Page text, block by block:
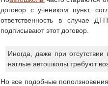
договор с учеником пункт,
ответственность в случае
подписывают этот договор.
Иногда, даже при
наглые автошколы требуют
Но все подобные